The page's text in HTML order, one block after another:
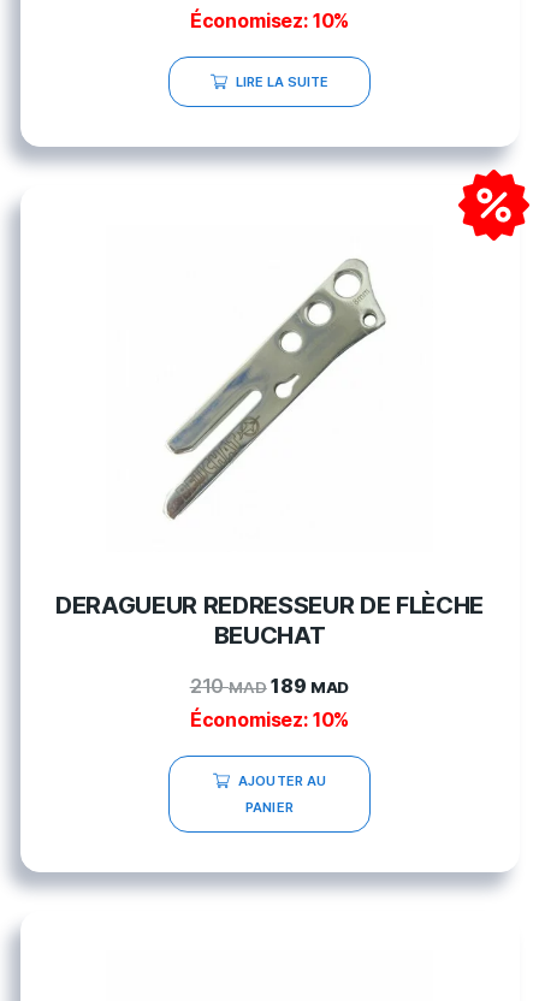
Économisez: 10%
LIRE LA SUITE
DERAGUEUR REDRESSEUR DE FLÈCHE
BEUCHAT
210MAD 189 MAD
Économisez: 10%
AJOUTER AU
PANIER